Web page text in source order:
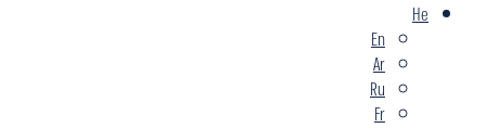
He
En
Ar
Ru
Fr